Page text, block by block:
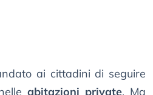
ai cittadini di seguire
abitazioni private. Ma